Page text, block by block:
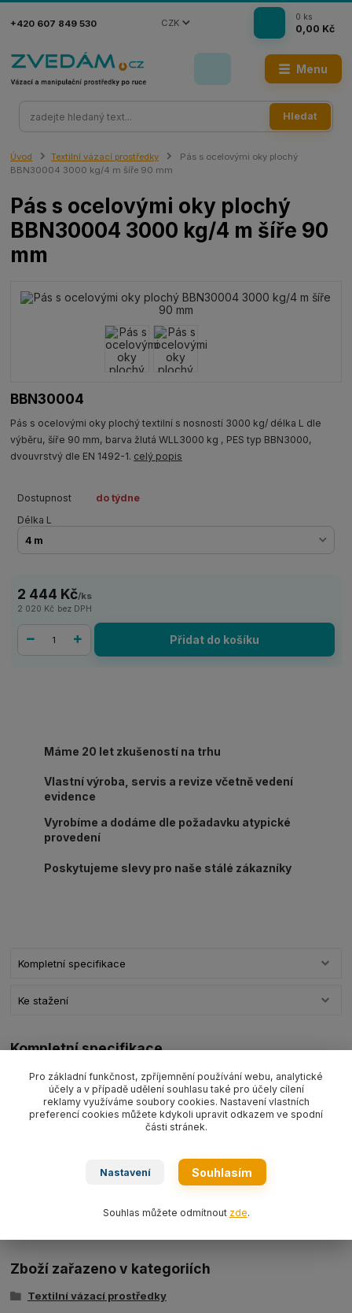
Menu
CZK
Hledat
+420 607 849 530
0 ks
0,00 Kč
Úvod Textilní vázací prostředky
Pás s ocelovými oky plochý
BBN30004 3000 kg/4 m šíře 90 mm
Pás s ocelovými oky plochý
BBN30004 3000 kg/4 m šíře 90
mm
BBN30004
Pás s ocelovými oky plochý textilní s nosností 3000 kg/ délka L dle
výběru, šíře 90 mm, barva žlutá WLL3000 kg , PES typ BBN3000,
dvouvrstvý dle EN 1492-1. celý popis
Dostupnost
do týdne
Délka L
2 444 Kč/ks
2 020 Kč bez DPH
Přidat do košíku
Máme 20 let zkušeností na trhu
Vlastní výroba, servis a revize včetně vedení
evidence
Vyrobíme a dodáme dle požadavku atypické
provedení
Poskytujeme slevy pro naše stálé zákazníky
Kompletní specifikace
Ke stažení
Kompletní specifikace
Pás s ocelovými oky plochý textilní s nosností 3000 kg/ délka L
dle výběru, šíře 90 mm,barva žlutá WLL3000 kg, PES typ
BBN3000,dvouvrstvý dle EN 1492-1.
Tabulka nosností - zvedací pásy typ BSB
Zboží zařazeno v kategoriích
Textilní vázací prostředky
Pro základní funkčnost, zpříjemnění používání webu, analytické
účely a v případě udělení souhlasu také pro účely cílení
reklamy využíváme soubory cookies. Nastavení vlastních
preferencí cookies můžete kdykoli upravit odkazem ve spodní
části stránek.
Nastavení Souhlasím
Souhlas můžete odmítnout zde.